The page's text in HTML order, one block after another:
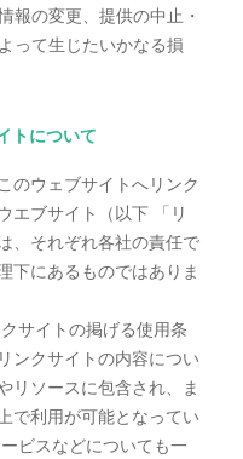
報の変更、提供の中止・
って生じたいかなる損
トについて
のウェブサイトへリンク
エブサイト（以下 「リ
、それぞれ各社の責任で
下にあるものではありま
サイトの掲げる使用条
ンクサイトの内容につい
リソースに包含され、ま
で利用が可能となってい
ビスなどについても一